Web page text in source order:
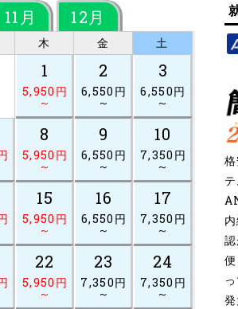
11月 12月
木 金 土
1
5,950円
～
2
6,550円
～
3
6,550円
～
8
5,950円
～
9
6,550円
～
10
7,350円
～
15
5,950円
～
16
6,550円
～
17
7,350円
～
22
5,950円
～
23
7,350円
～
24
7,350円
～